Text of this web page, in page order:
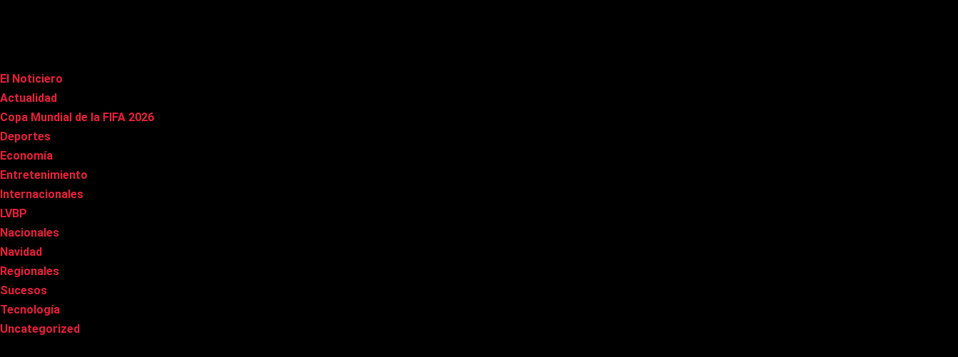
El Noticiero
Actualidad
Copa Mundial de la FIFA 2026
Deportes
Economía
Entretenimiento
Internacionales
LVBP
Nacionales
Navidad
Regionales
Sucesos
Tecnología
Uncategorized